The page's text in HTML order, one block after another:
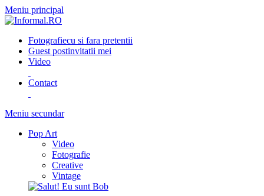
Meniu principal
Fotografiecu si fara pretentii
Guest postinvitatii mei
Video
Contact
Meniu secundar
Pop Art
Video
Fotografie
Creative
Vintage